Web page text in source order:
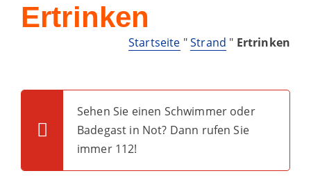
Ertrinken
Startseite "Strand " Ertrinken
Sehen Sie einen Schwimmer oder
Badegast in Not? Dann rufen Sie
immer 112!